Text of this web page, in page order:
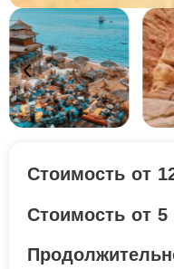
Стоимость от
Стоимость от